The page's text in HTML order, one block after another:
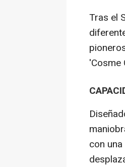
Tras el
'Cosme
con